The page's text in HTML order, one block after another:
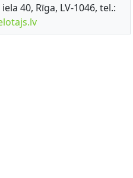
40, Rīga, LV-1046, tel.: